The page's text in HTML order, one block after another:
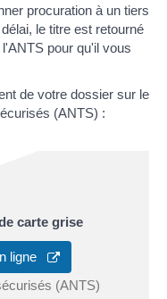
procuration à un tiers
le titre est retourné
pour qu'il vous
de votre dossier sur le
(ANTS) :
carte grise
ligne
(ANTS)